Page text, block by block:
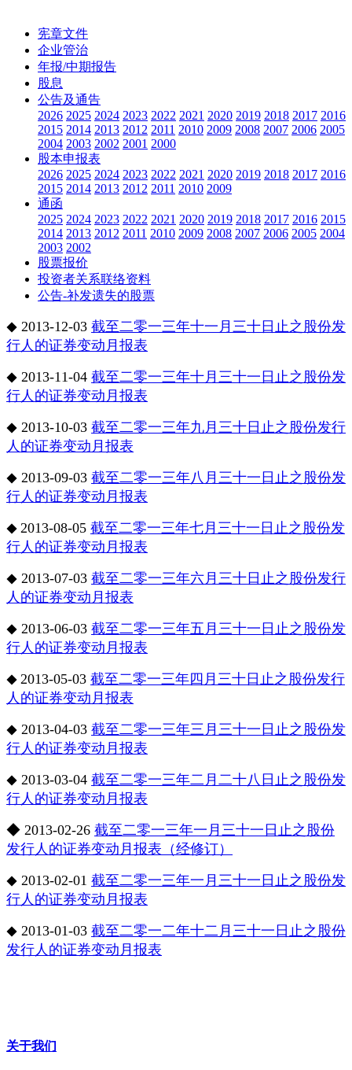
宪章文件
企业管治
年报/中期报告
股息
公告及通告
2026 2025 2024 2023 2022 2021 2020 2019 2018 2017 2016
2015 2014 2013 2012 2011 2010 2009 2008 2007 2006 2005
2004 2003 2002 2001 2000
股本申报表
2026 2025 2024 2023 2022 2021 2020 2019 2018 2017 2016
2015 2014 2013 2012 2011 2010 2009
通函
2025 2024 2023 2022 2021 2020 2019 2018 2017 2016 2015
2014 2013 2012 2011 2010 2009 2008 2007 2006 2005 2004
2003 2002
股票报价
投资者关系联络资料
公告-补发遗失的股票
◆ 2013-12-03 截至二零一三年十一月三十日止之股份发
行人的证券变动月报表
◆ 2013-11-04 截至二零一三年十月三十一日止之股份发
行人的证券变动月报表
◆ 2013-10-03 截至二零一三年九月三十日止之股份发行
人的证券变动月报表
◆ 2013-09-03 截至二零一三年八月三十一日止之股份发
行人的证券变动月报表
◆ 2013-08-05 截至二零一三年七月三十一日止之股份发
行人的证券变动月报表
◆ 2013-07-03 截至二零一三年六月三十日止之股份发行
人的证券变动月报表
◆ 2013-06-03 截至二零一三年五月三十一日止之股份发
行人的证券变动月报表
◆ 2013-05-03 截至二零一三年四月三十日止之股份发行
人的证券变动月报表
◆ 2013-04-03 截至二零一三年三月三十一日止之股份发
行人的证券变动月报表
◆ 2013-03-04 截至二零一三年二月二十八日止之股份发
行人的证券变动月报表
◆ 2013-02-26 截至二零一三年一月三十一日止之股份
发行人的证券变动月报表（经修订）
◆ 2013-02-01 截至二零一三年一月三十一日止之股份发
行人的证券变动月报表
◆ 2013-01-03 截至二零一二年十二月三十一日止之股份
发行人的证券变动月报表
关于我们